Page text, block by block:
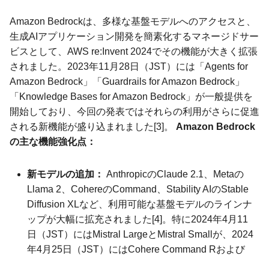
Amazon Bedrockは、多様な基盤モデルへのアクセスと、
生成AIアプリケーション開発を簡素化するマネージドサー
ビスとして、AWS re:Invent 2024でその機能が大きく拡張
されました。2023年11月28日（JST）には「Agents for
Amazon Bedrock」「Guardrails for Amazon Bedrock」
「Knowledge Bases for Amazon Bedrock」が一般提供を
開始しており、今回の発表ではそれらの利用がさらに促進
される新機能が盛り込まれました[3]。 Amazon Bedrock
の主な機能強化点：
新モデルの追加： AnthropicのClaude 2.1、Metaの
Llama 2、CohereのCommand、Stability AIのStable
Diffusion XLなど、利用可能な基盤モデルのラインナ
ップが大幅に拡充されました[4]。特に2024年4月11
日（JST）にはMistral LargeとMistral Smallが、2024
年4月25日（JST）にはCohere Command Rおよび